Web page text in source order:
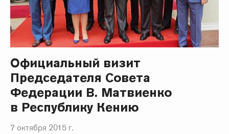
Официальный визит
Председателя Совета
Федерации В. Матвиенко
в Республику Кению
7 октября 2015 г.